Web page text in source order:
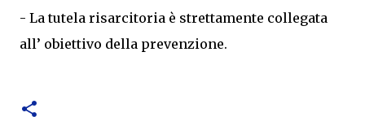
- La tutela risarcitoria è strettamente collegata
all’ obiettivo della prevenzione.